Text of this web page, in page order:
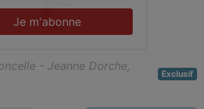
Je m'abonne
- Jeanne Dorche,
Exclusif